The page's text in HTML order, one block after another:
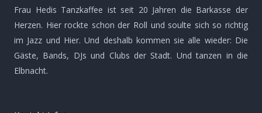
f
Frau Hedis Tanzkaffee ist seit 20 Jahren die Barkasse der
Herzen. Hier rockte schon der Roll und soulte sich so richtig
im Jazz und Hier. Und deshalb kommen sie alle wieder: Die
Gäste, Bands, DJs und Clubs der Stadt. Und tanzen in die
Elbnacht.